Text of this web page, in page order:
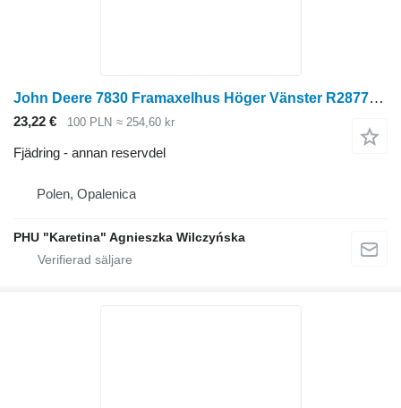
John Deere 7830 Framaxelhus Höger Vänster R287715 R269501 till John Deere
23,22 € 100 PLN ≈ 254,60 kr
Fjädring - annan reservdel
Polen, Opalenica
PHU "Karetina" Agnieszka Wilczyńska